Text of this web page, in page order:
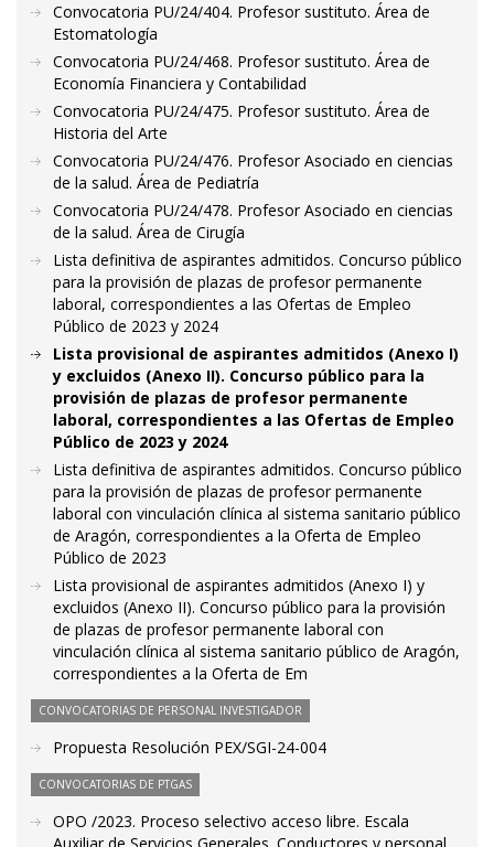
Convocatoria PU/24/404. Profesor sustituto. Área de
Estomatología
Convocatoria PU/24/468. Profesor sustituto. Área de
Economía Financiera y Contabilidad
Convocatoria PU/24/475. Profesor sustituto. Área de
Historia del Arte
Convocatoria PU/24/476. Profesor Asociado en ciencias
de la salud. Área de Pediatría
Convocatoria PU/24/478. Profesor Asociado en ciencias
de la salud. Área de Cirugía
Lista definitiva de aspirantes admitidos. Concurso público
para la provisión de plazas de profesor permanente
laboral, correspondientes a las Ofertas de Empleo
Público de 2023 y 2024
Lista provisional de aspirantes admitidos (Anexo I)
y excluidos (Anexo II). Concurso público para la
provisión de plazas de profesor permanente
laboral, correspondientes a las Ofertas de Empleo
Público de 2023 y 2024
Lista definitiva de aspirantes admitidos. Concurso público
para la provisión de plazas de profesor permanente
laboral con vinculación clínica al sistema sanitario público
de Aragón, correspondientes a la Oferta de Empleo
Público de 2023
Lista provisional de aspirantes admitidos (Anexo I) y
excluidos (Anexo II). Concurso público para la provisión
de plazas de profesor permanente laboral con
vinculación clínica al sistema sanitario público de Aragón,
correspondientes a la Oferta de Em
CONVOCATORIAS DE PERSONAL INVESTIGADOR
Propuesta Resolución PEX/SGI-24-004
CONVOCATORIAS DE PTGAS
OPO /2023. Proceso selectivo acceso libre. Escala